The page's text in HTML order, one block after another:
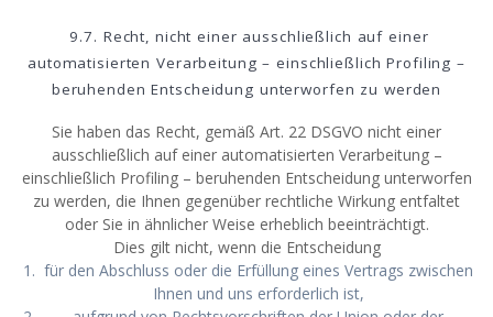
9.7. Recht, nicht einer ausschließlich auf einer
automatisierten Verarbeitung – einschließlich Profiling –
beruhenden Entscheidung unterworfen zu werden
Sie haben das Recht, gemäß Art. 22 DSGVO nicht einer
ausschließlich auf einer automatisierten Verarbeitung –
einschließlich Profiling – beruhenden Entscheidung unterworfen
zu werden, die Ihnen gegenüber rechtliche Wirkung entfaltet
oder Sie in ähnlicher Weise erheblich beeinträchtigt.
Dies gilt nicht, wenn die Entscheidung
für den Abschluss oder die Erfüllung eines Vertrags zwischen
Ihnen und uns erforderlich ist,